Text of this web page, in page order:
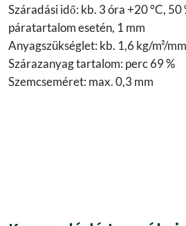
Száradási idő: kb. 3 óra +20 °C,
páratartalom esetén, 1 mm
Anyagszükséglet: kb. 1,6 kg/m²/mm
Szárazanyag tartalom: perc 69 %
Szemcseméret: max. 0,3 mm